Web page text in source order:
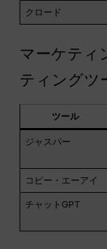
クロード
マーケティ
ティングツ
ツール
ジャスパー
コピー・エーアイ
チャットGPT